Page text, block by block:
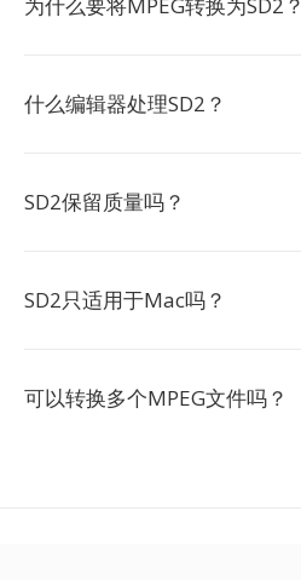
什么编辑器处理SD2？
SD2保留质量吗？
SD2只适用于Mac吗？
可以转换多个MPEG文件吗？